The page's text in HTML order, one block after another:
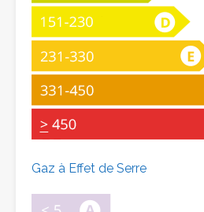
Gaz à Effet de Serre